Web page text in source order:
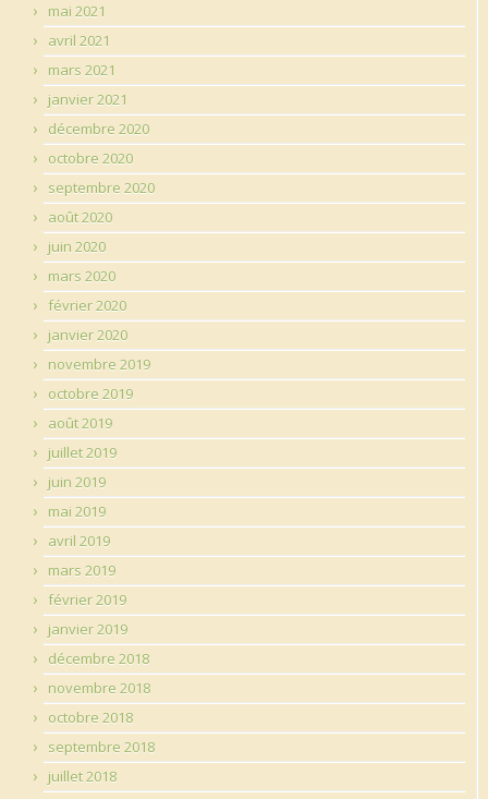
mai 2021
avril 2021
mars 2021
janvier 2021
décembre 2020
octobre 2020
septembre 2020
août 2020
juin 2020
mars 2020
février 2020
janvier 2020
novembre 2019
octobre 2019
août 2019
juillet 2019
juin 2019
mai 2019
avril 2019
mars 2019
février 2019
janvier 2019
décembre 2018
novembre 2018
octobre 2018
septembre 2018
juillet 2018